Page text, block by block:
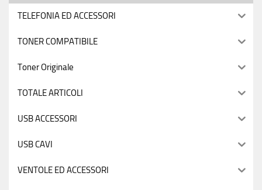
TELEFONIA ED ACCESSORI
TONER COMPATIBILE
Toner Originale
TOTALE ARTICOLI
USB ACCESSORI
USB CAVI
VENTOLE ED ACCESSORI